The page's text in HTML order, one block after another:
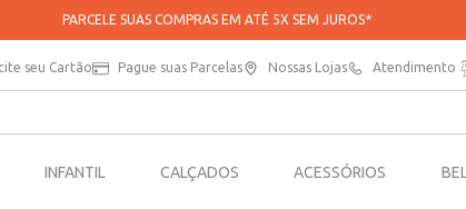
APROVEITE 20% OFF NA SUA PRIMEIRA COMPRA NO APP*
seu Cartão Pague suas Parcelas Nossas Lojas Atendimento
INFANTIL CALÇADOS ACESSÓRIOS